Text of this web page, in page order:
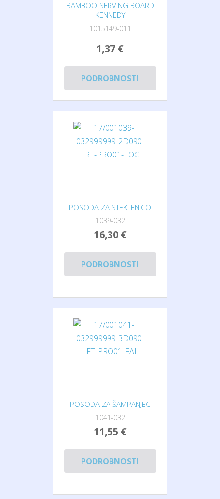
BAMBOO SERVING BOARD
KENNEDY
1015149-011
1,37 €
PODROBNOSTI
POSODA ZA STEKLENICO
1039-032
16,30 €
PODROBNOSTI
POSODA ZA ŠAMPANJEC
1041-032
11,55 €
PODROBNOSTI